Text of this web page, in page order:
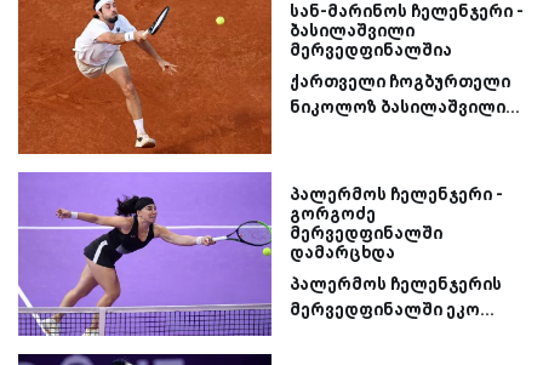
სან-მარინოს ჩელენჯერი -
ბასილაშვილი
მერვედფინალშია
ქართველი ჩოგბურთელი
ნიკოლოზ ბასილაშვილი...
პალერმოს ჩელენჯერი -
გორგოძე
მერვედფინალში
დამარცხდა
პალერმოს ჩელენჯერის
მერვედფინალში ეკო...